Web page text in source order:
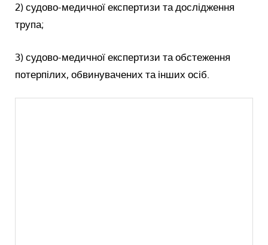
2) судово-медичної експертизи та дослідження
трупа;
3) судово-медичної експертизи та обстеження
потерпілих, обвинувачених та інших осіб.